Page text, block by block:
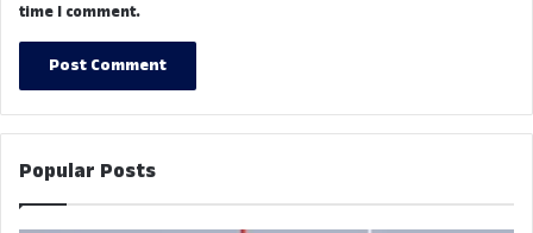
time I comment.
Popular Posts